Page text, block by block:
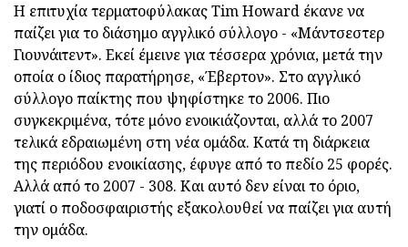
Η επιτυχία τερματοφύλακας Tim Howard έκανε να
παίζει για το διάσημο αγγλικό σύλλογο - «Μάντσεστερ
Γιουνάιτεντ». Εκεί έμεινε για τέσσερα χρόνια, μετά την
οποία ο ίδιος παρατήρησε, «Έβερτον». Στο αγγλικό
σύλλογο παίκτης που ψηφίστηκε το 2006. Πιο
συγκεκριμένα, τότε μόνο ενοικιάζονται, αλλά το 2007
τελικά εδραιωμένη στη νέα ομάδα. Κατά τη διάρκεια
της περιόδου ενοικίασης, έφυγε από το πεδίο 25 φορές.
Αλλά από το 2007 - 308. Και αυτό δεν είναι το όριο,
γιατί ο ποδοσφαιριστής εξακολουθεί να παίζει για αυτή
την ομάδα.